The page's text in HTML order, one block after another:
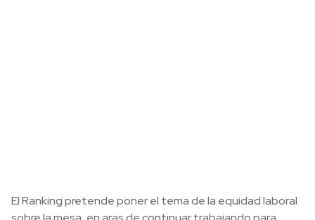
El Ranking pretende poner el tema de la equidad laboral